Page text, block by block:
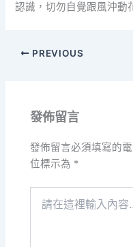
認識，切勿自覺跟風沖動
PREVIOUS
發佈留言
發佈留言必須填寫的
位標示為 *